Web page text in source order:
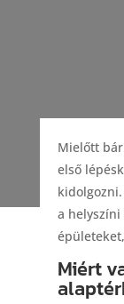
Mielőtt
első
a helyszíni
Miért